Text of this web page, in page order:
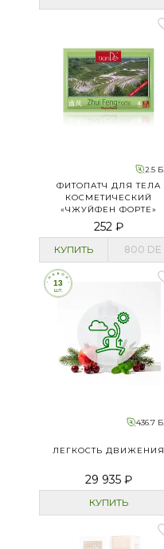
2.5 Б.
ФИТОПАТЧ ДЛЯ ТЕЛА
КОСМЕТИЧЕСКИЙ
«ЧЖУЙФЕН ФОРТЕ»
252 ₽
КУПИТЬ 800 DE
436.7 Б.
ЛЕГКОСТЬ ДВИЖЕНИЯ
29 935 ₽
КУПИТЬ